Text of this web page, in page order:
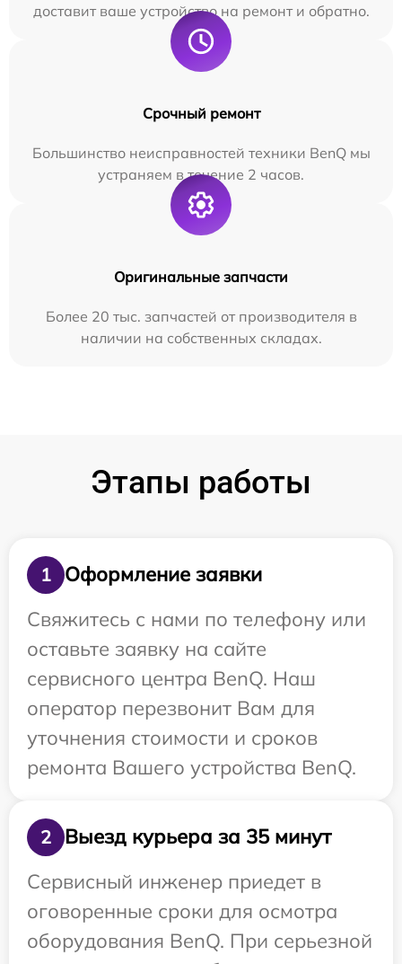
доставит ваше устройство на ремонт и обратно.
Срочный ремонт
Большинство неисправностей техники BenQ мы
устраняем в течение 2 часов.
Оригинальные запчасти
Более 20 тыс. запчастей от производителя в
наличии на собственных складах.
Этапы работы
1
Оформление заявки
Свяжитесь с нами по телефону или
оставьте заявку на сайте
сервисного центра BenQ. Наш
оператор перезвонит Вам для
уточнения стоимости и сроков
ремонта Вашего устройства BenQ.
2
Выезд курьера за 35 минут
Сервисный инженер приедет в
оговоренные сроки для осмотра
оборудования BenQ. При серьезной